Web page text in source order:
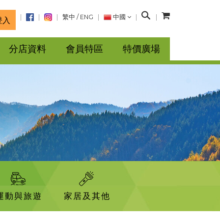
入 繁中 / ENG 中國
搜
分店資料 會員特區 特價廣場
動與旅遊 家居及其他